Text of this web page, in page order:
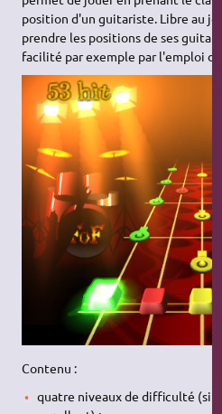
position d'un guitariste. Libre au
prendre les positions de ses
facilité par exemple par l'emploi
Contenu :
quatre niveaux de difficulté